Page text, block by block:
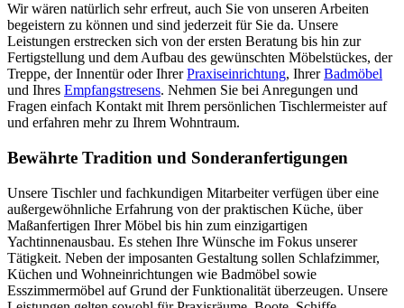
Wir wären natürlich sehr erfreut, auch Sie von unseren Arbeiten
begeistern zu können und sind jederzeit für Sie da. Unsere
Leistungen erstrecken sich von der ersten Beratung bis hin zur
Fertigstellung und dem Aufbau des gewünschten Möbelstückes, der
Treppe, der Innentür oder IhrerPraxiseinrichtung, IhrerBadmöbel
und Ihres Empfangstresens. Nehmen Sie bei Anregungen und
Fragen einfach Kontakt mit Ihrem persönlichen Tischlermeister auf
und erfahren mehr zu Ihrem Wohntraum.
Bewährte Tradition und Sonderanfertigungen
Unsere Tischler und fachkundigen Mitarbeiter verfügen über eine
außergewöhnliche Erfahrung von der praktischen Küche, über
Maßanfertigen Ihrer Möbel bis hin zum einzigartigen
Yachtinnenausbau. Es stehen Ihre Wünsche im Fokus unserer
Tätigkeit. Neben der imposanten Gestaltung sollen Schlafzimmer,
Küchen und Wohneinrichtungen wie Badmöbel sowie
Esszimmermöbel auf Grund der Funktionalität überzeugen. Unsere